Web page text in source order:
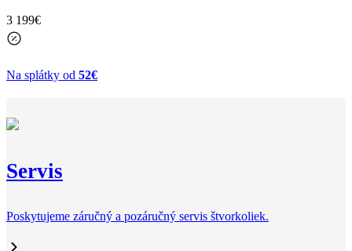
3 199€
Na splátky od 52€
Servis
Poskytujeme záručný a pozáručný servis štvorkoliek.